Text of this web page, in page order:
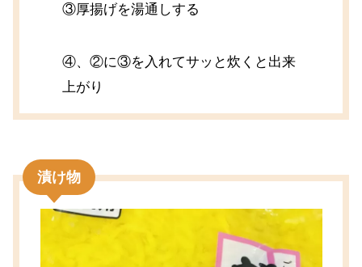
③厚揚げを湯通しする
④、②に③を入れてサッと炊くと出来
上がり
漬け物